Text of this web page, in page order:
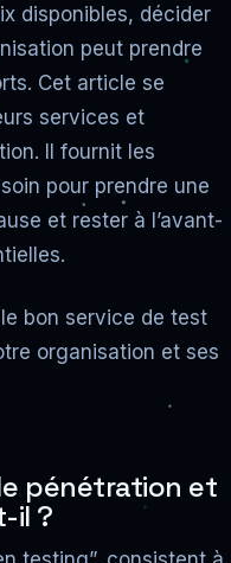
disponibles, décider
peut prendre
Cet article se
services et
Il fournit les
pour prendre une
et rester à l’avant-
bon service de test
organisation et ses
pénétration et
il ?